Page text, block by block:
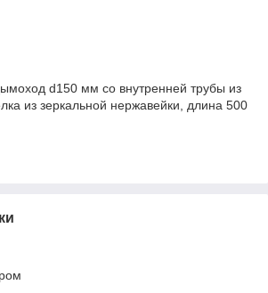
d150 мм со внутренней трубы из
из зеркальной нержавейки, длина 500